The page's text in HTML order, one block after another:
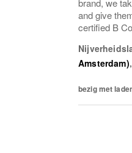
brand, we
and give
certified B
timeless
Amsterdam),
bezig met